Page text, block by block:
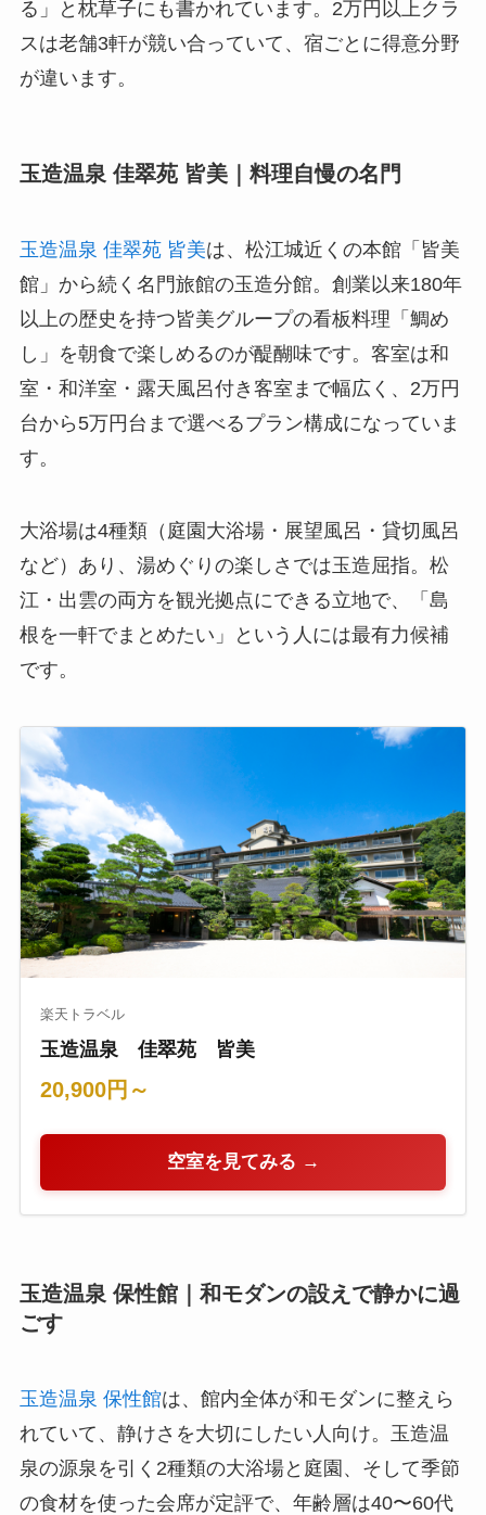
る」と枕草子にも書かれています。2万円以上クラ
スは老舗3軒が競い合っていて、宿ごとに得意分野
が違います。
玉造温泉 佳翠苑 皆美｜料理自慢の名門
玉造温泉 佳翠苑 皆美は、松江城近くの本館「皆美
館」から続く名門旅館の玉造分館。創業以来180年
以上の歴史を持つ皆美グループの看板料理「鯛め
し」を朝食で楽しめるのが醍醐味です。客室は和
室・和洋室・露天風呂付き客室まで幅広く、2万円
台から5万円台まで選べるプラン構成になっていま
す。
大浴場は4種類（庭園大浴場・展望風呂・貸切風呂
など）あり、湯めぐりの楽しさでは玉造屈指。松
江・出雲の両方を観光拠点にできる立地で、「島
根を一軒でまとめたい」という人には最有力候補
です。
楽天トラベル
玉造温泉 佳翠苑 皆美
20,900円～
空室を見てみる →
玉造温泉 保性館｜和モダンの設えで静かに過
ごす
玉造温泉 保性館は、館内全体が和モダンに整えら
れていて、静けさを大切にしたい人向け。玉造温
泉の源泉を引く2種類の大浴場と庭園、そして季節
の食材を使った会席が定評で、年齢層は40〜60代